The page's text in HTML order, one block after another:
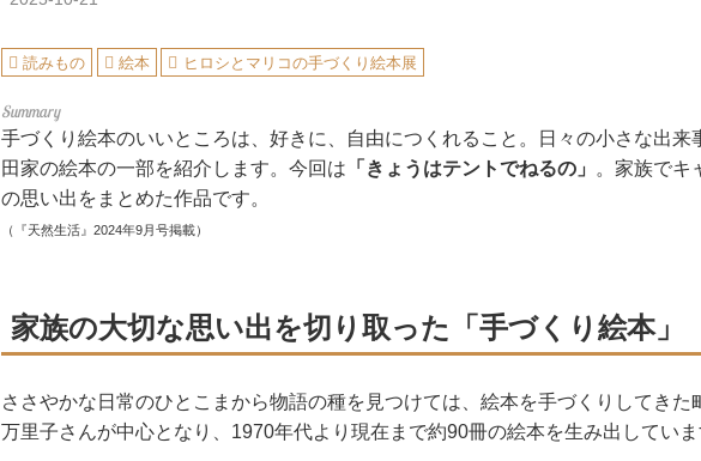
読みもの 絵本 ヒロシとマリコの手づくり絵本展
手づくり絵本のいいところは、好きに、自由につくれること。日々の小さな出来
田家の絵本の一部を紹介します。今回は 「きょうはテントでねるの」
。家族でキ
の思い出をまとめた作品です。
（『天然生活』2024年9月号掲載）
家族の大切な思い出を切り取った「手づくり絵本」
ささやかな日常のひとこまから物語の種を見つけては、絵本を手づくりしてきた
万里子さんが中心となり、1970年代より現在まで約90冊の絵本を生み出してい